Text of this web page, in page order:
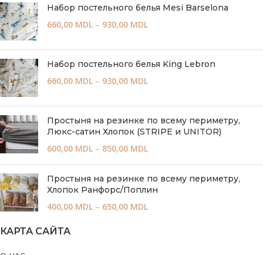
Набор постельного белья Mesi Barselona
660,00 MDL – 930,00 MDL
Набор постельного белья King Lebron
660,00 MDL – 930,00 MDL
Простыня на резинке по всему периметру,
Люкс-сатин Хлопок (STRIPE и UNITOR)
600,00 MDL – 850,00 MDL
Простыня на резинке по всему периметру,
Хлопок Ранфорс/Поплин
400,00 MDL – 650,00 MDL
КАРТА САЙТА